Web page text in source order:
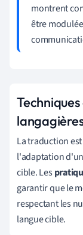
montrent
être
La traduction
l'adaptation
cible. Les
garantir que le
respectant les
langue cible.